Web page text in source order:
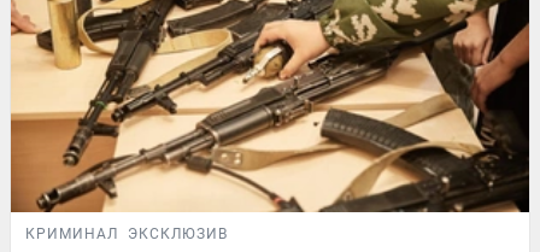
КРИМИНАЛ ЭКСКЛЮЗИВ